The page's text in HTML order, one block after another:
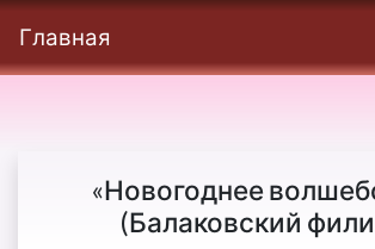
Главная
«Новогоднее
(Балаковский